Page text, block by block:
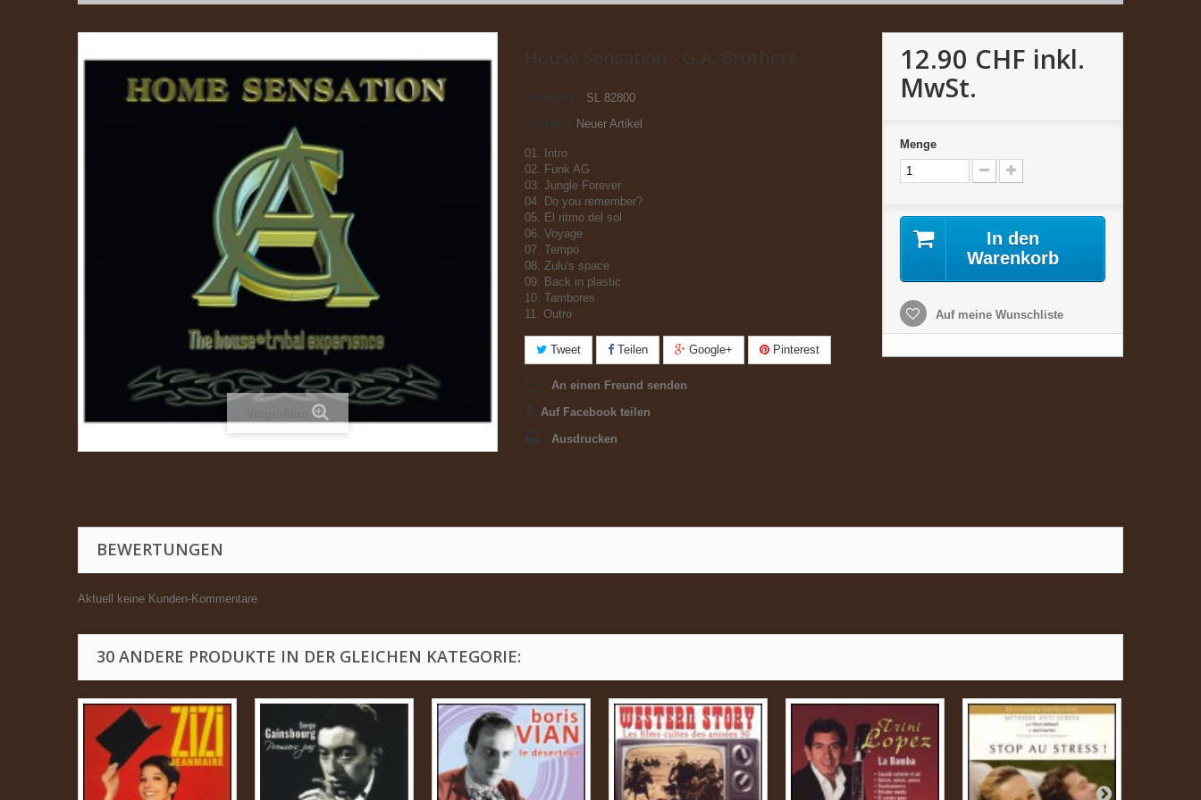
House Sensation - G.A. Brothers
Artikel-Nr.:
SL 82800
Zustand:
Neuer Artikel
01. Intro
02. Funk AG
03. Jungle Forever
04. Do you remember?
05. El ritmo del sol
06. Voyage
07. Tempo
08. Zulu's space
09. Back in plastic
10. Tambores
11. Outro
Tweet Teilen Google+ Pinterest
An einen Freund senden
Auf Facebook teilen
Ausdrucken
12.90 CHF inkl.
MwSt.
Menge
In den
Warenkorb
Auf meine Wunschliste
BEWERTUNGEN
Aktuell keine Kunden-Kommentare
30 ANDERE PRODUKTE IN DER GLEICHEN KATEGORIE: